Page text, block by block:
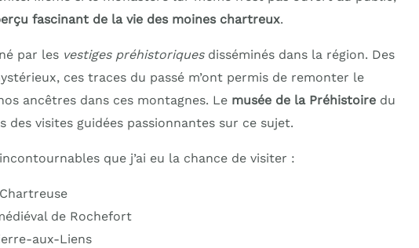
fascinant de la vie des moines chartreux.
par les vestiges préhistoriquesdisséminés dans la région. Des
ces traces du passé m’ont permis de remonter le
ancêtres dans ces montagnes. Le musée de la Préhistoiredu
des visites guidées passionnantes sur ce sujet.
que j’ai eu la chance de visiter :
de Rochefort
aux-Liens